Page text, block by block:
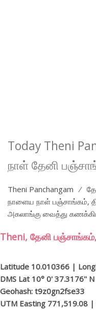
Today Theni
நாள் தேனி
Theni Panchangam ⁄
நாளைய நாள் பஞ்சாங்கம்,
அகலாங்கு வைத்து
Theni, தேனி
Latitude 10.010366 |
DMS Lat 10° 0' 37.3176''
Geohash: t9z0gn2fse33
UTM Easting 771,519.08